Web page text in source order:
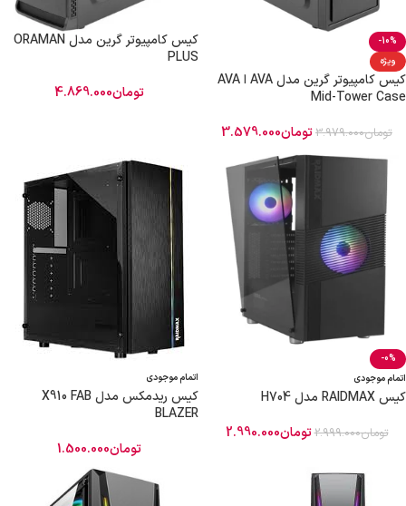
-10%
ویژه
کیس کامپیوتر گرین مدل AVA ا AVA
Mid-Tower Case
تومان3.979.000تومان3.579.000
کیس کامپیوتر گرین مدل ORAMAN
PLUS
تومان4.869.000
-0%
اتمام موجودی
کیس RAIDMAX مدل H704
تومان2.999.000تومان2.990.000
اتمام موجودی
کیس ریدمکس مدل X910 FAB
BLAZER
تومان1.500.000